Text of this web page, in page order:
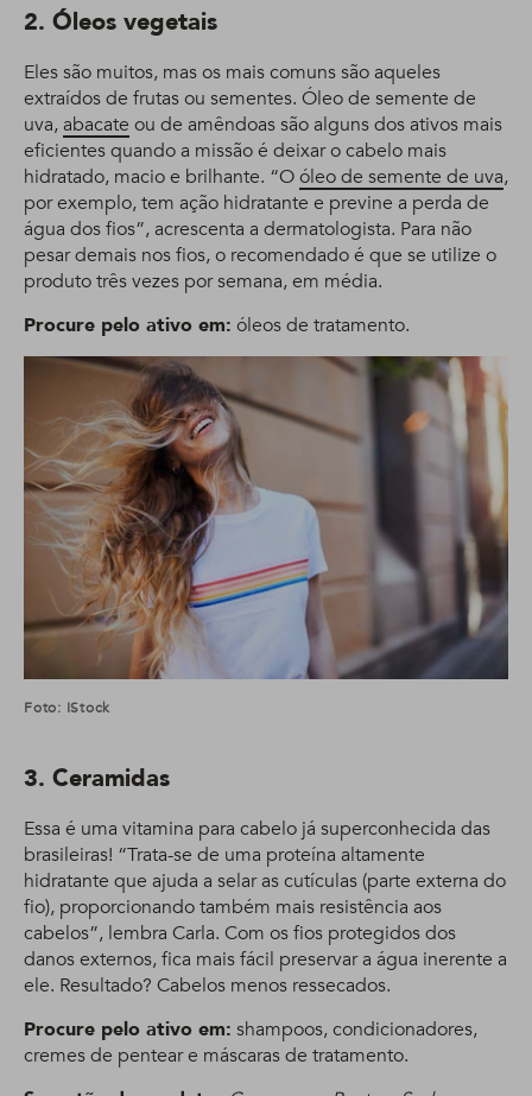
2. Óleos vegetais
Eles são muitos, mas os mais comuns são aqueles
extraídos de frutas ou sementes. Óleo de semente de
uva,abacate ou de amêndoas são alguns dos ativos mais
eficientes quando a missão é deixar o cabelo mais
hidratado, macio e brilhante. “Oóleo de semente de uva,
por exemplo, tem ação hidratante e previne a perda de
água dos fios”, acrescenta a dermatologista. Para não
pesar demais nos fios, o recomendado é que se utilize o
produto três vezes por semana, em média.
Procure pelo ativo em: óleos de tratamento.
Foto: IStock
3. Ceramidas
Essa é uma vitamina para cabelo já superconhecida das
brasileiras! “Trata-se de uma proteína altamente
hidratante que ajuda a selar as cutículas (parte externa do
fio), proporcionando também mais resistência aos
cabelos”, lembra Carla. Com os fios protegidos dos
danos externos, fica mais fácil preservar a água inerente a
ele. Resultado? Cabelos menos ressecados.
Procure pelo ativo em: shampoos, condicionadores,
cremes de pentear e máscaras de tratamento.